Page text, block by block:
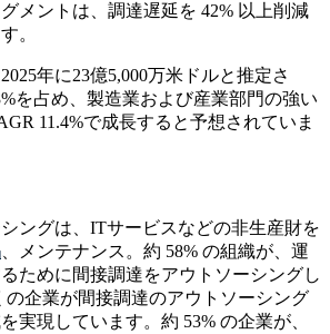
メントは、調達遅延を 42% 以上削減
。
年に23億5,000万米ドルと推定さ
を占め、製造業および産業部門の強い
11.4%で成長すると予想されていま
ングは、ITサービスなどの非生産財を
、メンテナンス。約 58% の組織が、運
ために間接調達をアウトソーシングし
の企業が間接調達のアウトソーシング
実現しています。約 53% の企業が、